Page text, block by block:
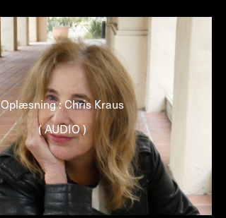
Oplæsning : Chris Kraus
( AUDIO )